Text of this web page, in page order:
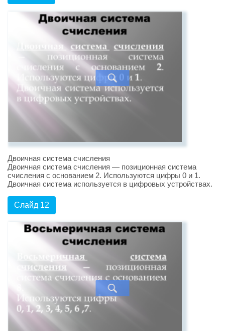
Двоичная система счисления
Двоичная система счисления — позиционная система
счисления с основанием 2. Используются цифры 0 и 1.
Двоичная система используется в цифровых устройствах.
Слайд 12